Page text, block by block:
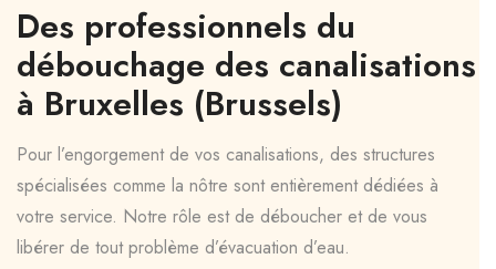
Des professionnels du
débouchage des canalisations
à Bruxelles (Brussels)
Pour l’engorgement de vos canalisations, des structures
spécialisées comme la nôtre sont entièrement dédiées à
votre service. Notre rôle est de déboucher et de vous
libérer de tout problème d’évacuation d’eau.